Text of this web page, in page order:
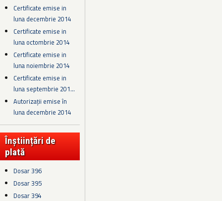
Certificate emise in
luna decembrie 2014
Certificate emise in
luna octombrie 2014
Certificate emise in
luna noiembrie 2014
Certificate emise in
luna septembrie 201...
Autorizații emise în
luna decembrie 2014
Înștiințări de
plată
Dosar 396
Dosar 395
Dosar 394